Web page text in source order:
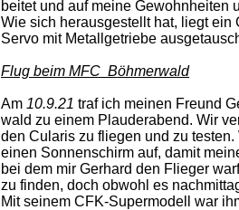
beitet und auf meine Gewohnheiten
Wie sich herausgestellt hat, liegt
Servo mit Metallgetriebe
Flug beim MFC Böhmerwald
Am 10.9.21 traf ich meinen Freund
wald zu einem Plauderabend. Wir
den Cularis zu fliegen und zu
einen Sonnenschirm auf, damit
bei dem mir Gerhard den Flieger
zu finden, doch obwohl es
Mit seinem CFK-Supermodell war